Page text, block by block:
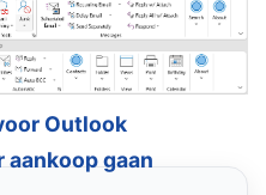
Outlook
aankoop gaan